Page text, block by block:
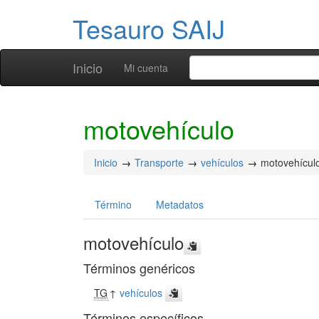
Tesauro SAIJ
Inicio Mi cuenta
motovehículo
Inicio Transporte vehículos
Término Metadatos
motovehículo
Términos genéricos
TG ↑vehículos